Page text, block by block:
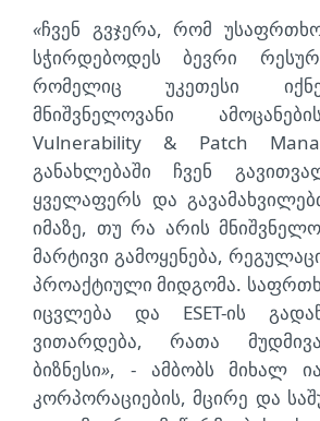
«ჩვენ გვჯერა, რომ
სჭირდებოდეს ბევრი
რომელიც უკეთესი
მნიშვნელოვანი
Vulnerability & Patch
განახლებაში ჩვენ
ყველაფერს და
იმაზე, თუ რა არის
მარტივი გამოყენება,
პროაქტიული მიდგომა.
იცვლება და ESET-ის
ვითარდება, რათა
ბიზნესი», - ამბობს მიხალ
კორპორაციების, მცირე და